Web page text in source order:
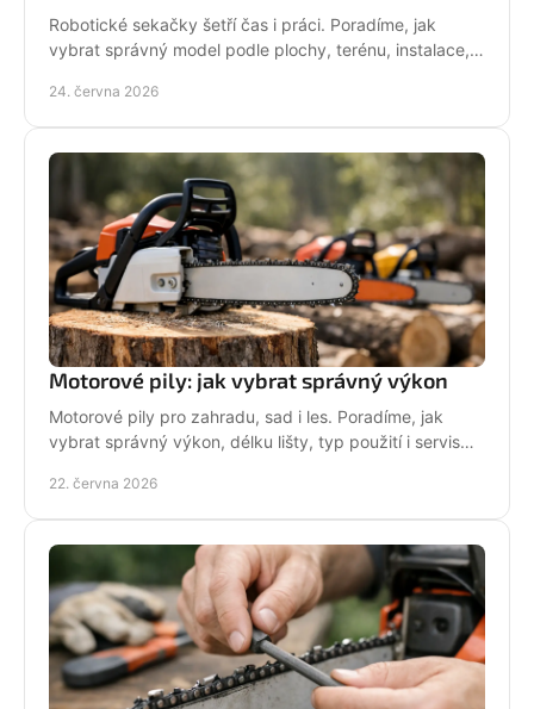
Robotické sekačky šetří čas i práci. Poradíme, jak
vybrat správný model podle plochy, terénu, instalace,
24. června 2026
Motorové pily: jak vybrat správný výkon
Motorové pily pro zahradu, sad i les. Poradíme, jak
vybrat správný výkon, délku lišty, typ použití i servis
22. června 2026